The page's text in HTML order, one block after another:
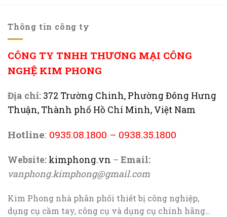
Thông tin công ty
CÔNG TY TNHH THƯƠNG MẠI CÔNG
NGHỆ KIM PHONG
Địa chỉ: 372 Trường Chinh, Phường Đông Hưng
Thuận, Thành phố Hồ Chí Minh, Việt Nam
Hotline: 0935.08.1800 – 0938.35.1800
Website: kimphong.vn – Email:
vanphong.kimphong@gmail.com
Kim Phong nhà phân phối thiết bị công nghiệp,
dụng cụ cầm tay, công cụ và dụng cụ chính hãng…